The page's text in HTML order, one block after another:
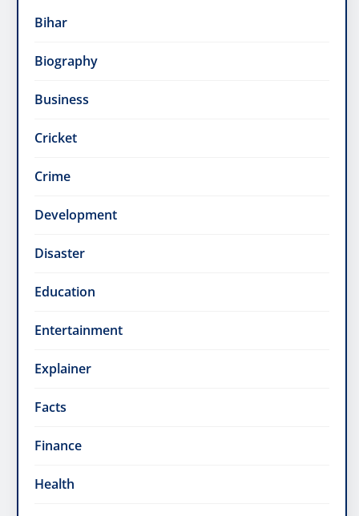
Bihar
Biography
Business
Cricket
Crime
Development
Disaster
Education
Entertainment
Explainer
Facts
Finance
Health